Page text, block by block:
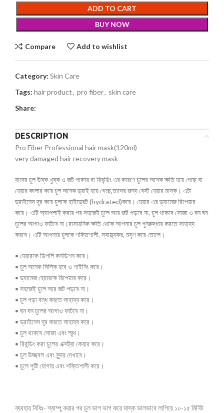
ADD TO CART
BUY NOW
Compare Add to wishlist
Category: Skin Care
Tags: hair product, pro fiber, skin care
Share:
DESCRIPTION
Pro Fiber Professional hair mask(120ml)
very damaged hair recovery mask
যাদের চুল উষ্ক খুষ্ক ও জট পাকায় বা রিবন্ডিং এর কারণে চুলের অনেক ক্ষতি হয়ে গেছে বা
হেয়ার কালার করে চুল অনেক ড্রাই হয়ে গেছে,তাদের জন্য বেস্ট হেয়ার মাস্ক। এটা
ড্রাইনেস দূর করে চুলকে হাইড্রেট (hydrated)করে। হেয়ার এর ড্যামেজ রিপেয়ার
করে। এটি অ্যাপ্লাই করার পর সহজেই চুলে আর জট পড়বে না, চুল থাকবে সোজা ও ঘন ঘন
চুলের আগাও ফাটবে না।রাসায়নিক ক্ষতি থেকে আপনার চুল পুনরুদ্ধার করতে সাহায্য
করবে। এটি আপনার চুলকে শক্তিশালী, স্বাস্থ্যকর, মসৃণ করে তোলে।
• হেয়ারকে ডিপলি কনডিশন করে।
• চুল অনেক সিল্কি হবে ও শাইনিং করে।
• ড্যামেজ হেয়ারকে রিপেয়ার করে।
• সহজেই চুলে আর জট পড়বে না।
• চুল পড়া বন্ধ করতে সাহায্য করে।
• ঘন ঘন চুলের আগাও ফাটবে না।
• ড্রাইনেস দূর করতে সাহায্য করে।
• চুল থাকবে সোজা এবং স্মুথ।
• রিবন্ডিং করা চুলের এক্সট্রা কেয়ার করে।
• চুল উজ্জ্বল এবং সুন্দর দেখাবে।
• চুলে পুষ্টি যোগায় এবং শক্তিশালী করে।
ব্যবহার বিধিঃ- শ্যাম্পু করার পর চুল ভাগ ভাগ করে মাস্ক ভালভাবে লাগিয়ে ১০-১৫ মিনিট